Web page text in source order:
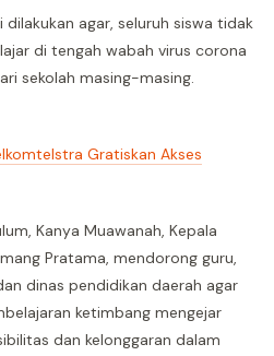
agar, seluruh siswa tidak
di tengah wabah virus corona
sekolah masing-masing.
Gratiskan Akses
Kanya Muawanah, Kepala
Pratama, mendorong guru,
dinas pendidikan daerah agar
ketimbang mengejar
dan kelonggaran dalam